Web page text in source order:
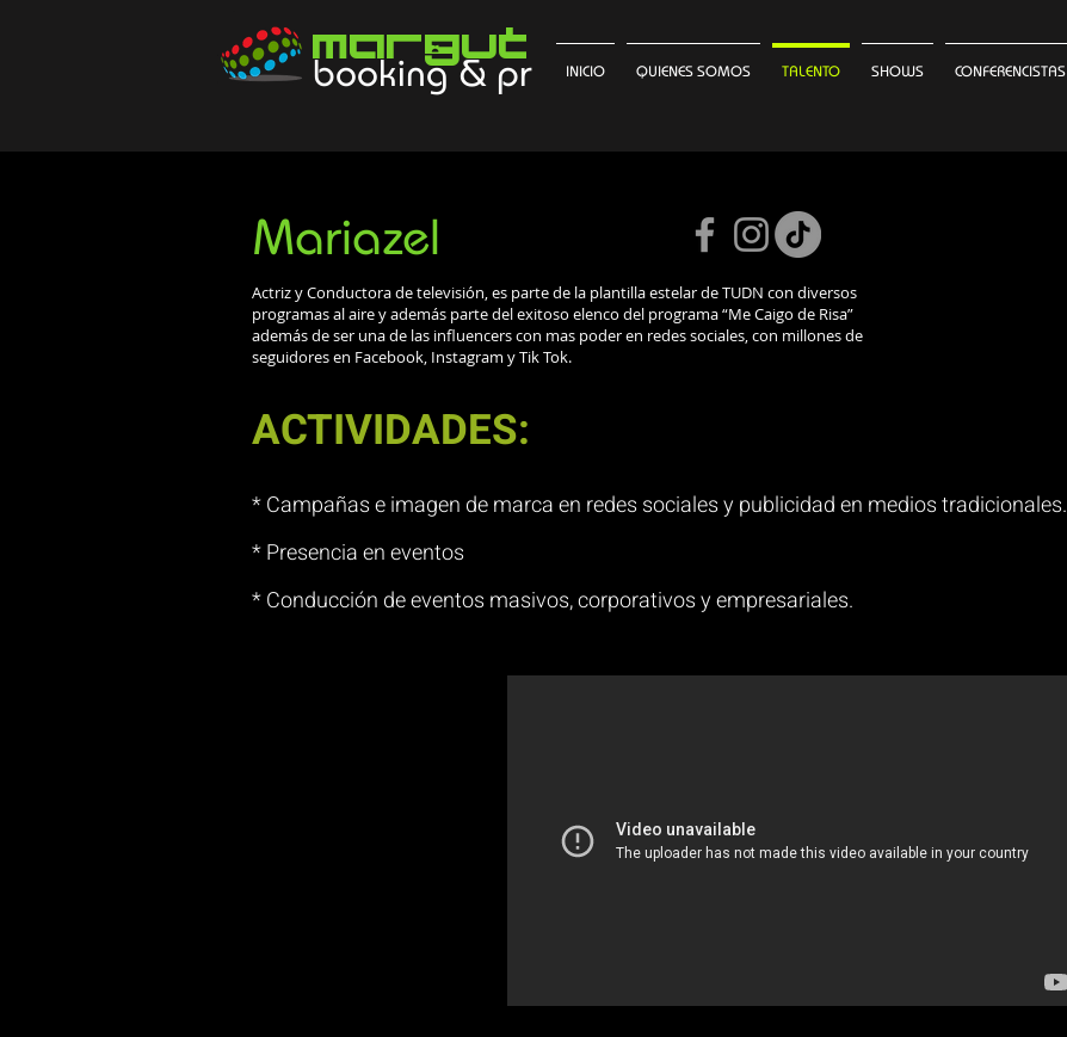
Margut
booking & pr INICIO QUIENES SOMOS TALENTO SHOWS CONFERENCISTAS
Mariazel
Actriz y Conductora de televisión, es parte de la plantilla estelar de TUDN con diversos
programas al aire y además parte del exitoso elenco del programa “Me Caigo de Risa”
además de ser una de las influencers con mas poder en redes sociales, con millones de
seguidores en Facebook, Instagram y Tik Tok.
ACTIVIDADES:
* Campañas e imagen de marca en redes sociales y publicidad en medios tradicionales.
* Presencia en eventos
* Conducción de eventos masivos, corporativos y empresariales.